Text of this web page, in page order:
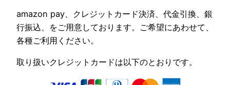
amazon pay、クレジットカード決済、代金引換、銀
行振込、をご用意しております。ご希望にあわせて、
各種ご利用ください。
取り扱いクレジットカードは以下のとおりです。